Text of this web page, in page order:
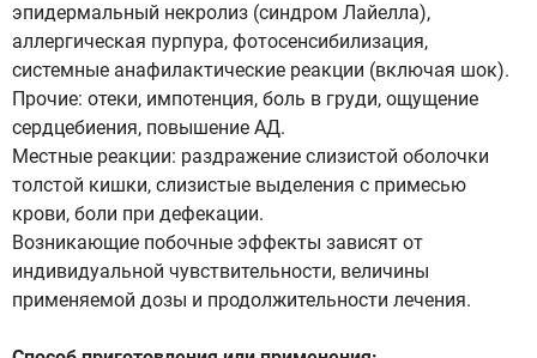
эпидермальный некролиз (синдром Лайелла),
аллергическая пурпура, фотосенсибилизация,
системные анафилактические реакции (включая шок).
Прочие: отеки, импотенция, боль в груди, ощущение
сердцебиения, повышение АД.
Местные реакции: раздражение слизистой оболочки
толстой кишки, слизистые выделения с примесью
крови, боли при дефекации.
Возникающие побочные эффекты зависят от
индивидуальной чувствительности, величины
применяемой дозы и продолжительности лечения.